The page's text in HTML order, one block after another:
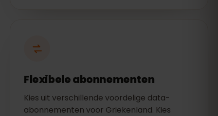
Flexibele abonnementen
Kies uit verschillende voordelige data-
abonnementen voor Griekenland. Kies